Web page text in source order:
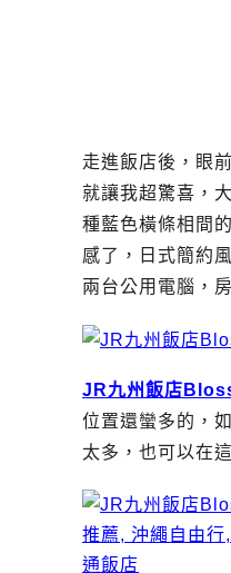
走進飯店後，眼
就讓我超驚喜，
種藍色橫條相間
感了，日式簡約
兩台公用電腦，
JR九州飯店
位置還蠻多的，
太多，也可以在